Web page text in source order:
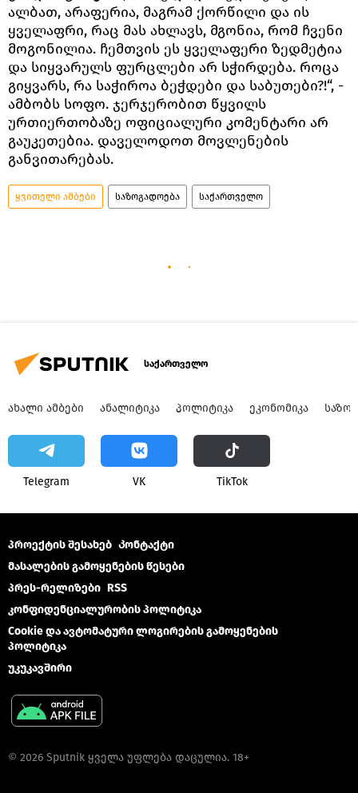
ალბათ, არაფერია, მაგრამ ქორწილი და ის
ყველაფრი, რაც მას ახლავს, მგონია, რომ ჩვენი
მოგონილია. ჩემთვის ეს ყველაფერი ზედმეტია
და სიყვარულს ფურცლები არ სჭირდება. როცა
გიყვარს, რა საჭიროა ბეჭდები და საბუთები?!“, -
ამბობს სოფო. ჯერჯერობით წყვილს
ურთიერთობაზე ოფიციალური კომენტარი არ
გაუკეთებია. დაველოდოთ მოვლენების
განვითარებას.
ყვითელი ამბები საზოგადოება საქართველო
საქართველო
ᲐᲮᲐᲚᲘ ᲐᲛᲑᲔᲑᲘ ᲐᲜᲐᲚᲘᲢᲘᲙᲐ ᲞᲝᲚᲘᲢᲘᲙᲐ ᲔᲙᲝᲜᲝᲛᲘᲙᲐ
Telegram VK ТikТоk
პროექტის შესახებ Კონტაქტი
მასალების გამოყენების წესები
პრეს-რელიზები RSS
კონფიდენციალურობის პოლიტიკა
Cookie და ავტომატური ლოგირების გამოყენების
პოლიტიკა
უკუკავშირი
© 2026 Sputnik ყველა უფლება დაცულია. 18+